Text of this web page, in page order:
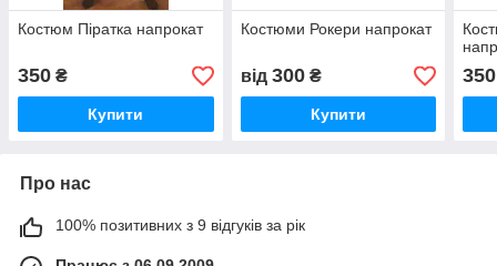
Костюм Піратка напрокат
350 ₴
Купити
Костюми Рокери напрокат
від 300₴
Купити
350
Про нас
100% позитивних з 9 відгуків за рік